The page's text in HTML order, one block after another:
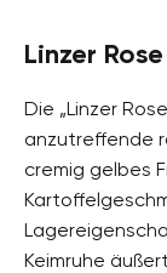
Linzer Rose
Die „Linzer
anzutreffende
cremig gelbes
Keimruhe